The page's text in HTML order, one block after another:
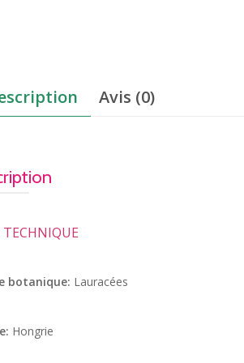
Avis (0)
TECHNIQUE
botanique: Lauracées
Hongrie